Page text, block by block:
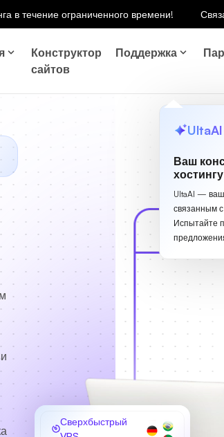
в течение ограниченного времени!
Конструктор
сайтов
Поддержка
UltaAI
Ваш
хостингу
UltaAI — ваш
связанным
Испытайте
Сверхбыстрый